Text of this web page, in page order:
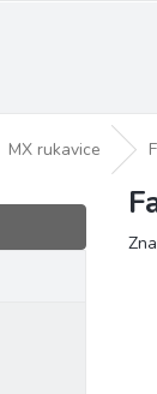
MX rukavice